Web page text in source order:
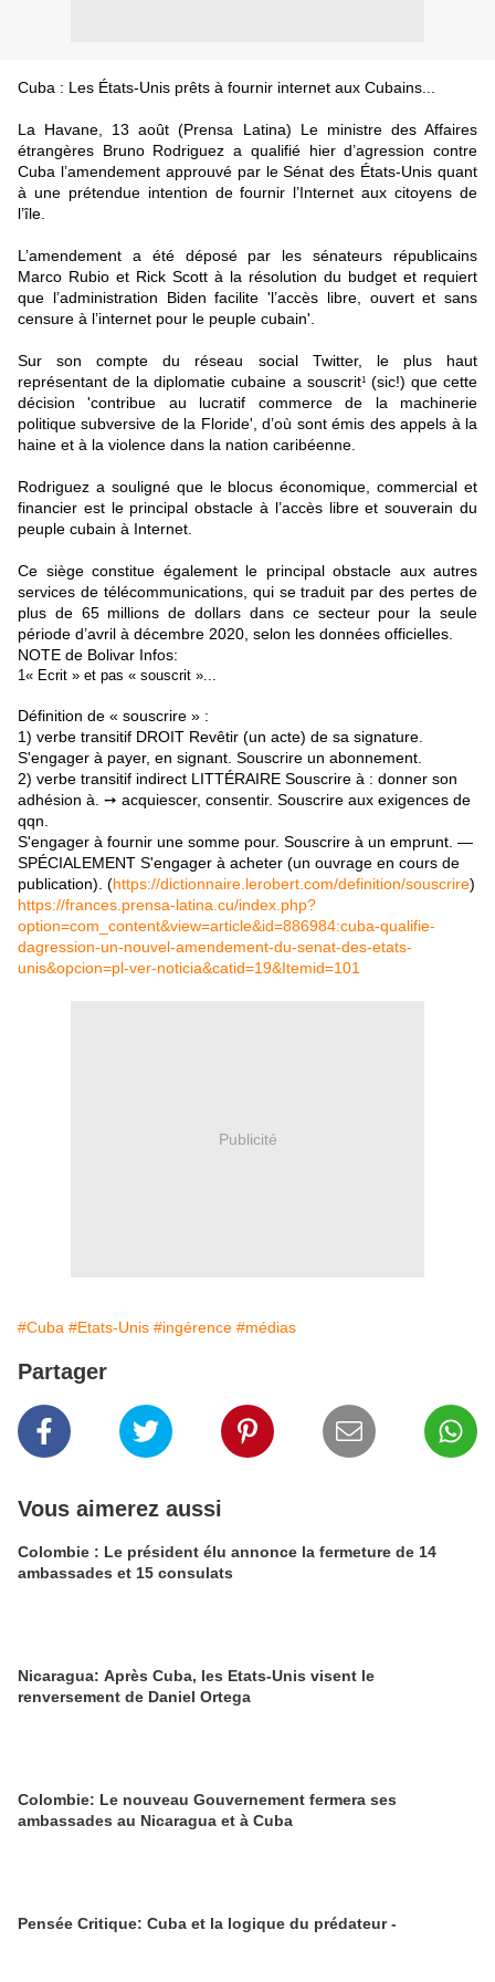
Cuba : Les États-Unis prêts à fournir internet aux Cubains...
La Havane, 13 août (Prensa Latina) Le ministre des Affaires
étrangères Bruno Rodriguez a qualifié hier d’agression contre
Cuba l’amendement approuvé par le Sénat des États-Unis quant
à une prétendue intention de fournir l’Internet aux citoyens de
l’île.
L’amendement a été déposé par les sénateurs républicains
Marco Rubio et Rick Scott à la résolution du budget et requiert
que l’administration Biden facilite 'l’accès libre, ouvert et sans
censure à l’internet pour le peuple cubain'.
Sur son compte du réseau social Twitter, le plus haut
représentant de la diplomatie cubaine a souscrit1 (sic!) que cette
décision 'contribue au lucratif commerce de la machinerie
politique subversive de la Floride', d’où sont émis des appels à la
haine et à la violence dans la nation caribéenne.
Rodriguez a souligné que le blocus économique, commercial et
financier est le principal obstacle à l’accès libre et souverain du
peuple cubain à Internet.
Ce siège constitue également le principal obstacle aux autres
services de télécommunications, qui se traduit par des pertes de
plus de 65 millions de dollars dans ce secteur pour la seule
période d’avril à décembre 2020, selon les données officielles.
NOTE de Bolivar Infos:
1« Ecrit » et pas « souscrit »...
Définition de « souscrire » :
1) verbe transitif DROIT Revêtir (un acte) de sa signature.
S'engager à payer, en signant. Souscrire un abonnement.
2) verbe transitif indirect LITTÉRAIRE Souscrire à : donner son
adhésion à. ➙ acquiescer, consentir. Souscrire aux exigences de
qqn.
S'engager à fournir une somme pour. Souscrire à un emprunt. —
SPÉCIALEMENT S'engager à acheter (un ouvrage en cours de
publication). (https://dictionnaire.lerobert.com/definition/souscrire)
https://frances.prensa-latina.cu/index.php?
option=com_content&view=article&id=886984:cuba-qualifie-
dagression-un-nouvel-amendement-du-senat-des-etats-
unis&opcion=pl-ver-noticia&catid=19&Itemid=101
Publicité
#Cuba #Etats-Unis #ingérence #médias
Partager
Vous aimerez aussi
Colombie : Le président élu annonce la fermeture de 14
ambassades et 15 consulats
Nicaragua: Après Cuba, les Etats-Unis visent le
renversement de Daniel Ortega
Colombie: Le nouveau Gouvernement fermera ses
ambassades au Nicaragua et à Cuba
Pensée Critique: Cuba et la logique du prédateur -